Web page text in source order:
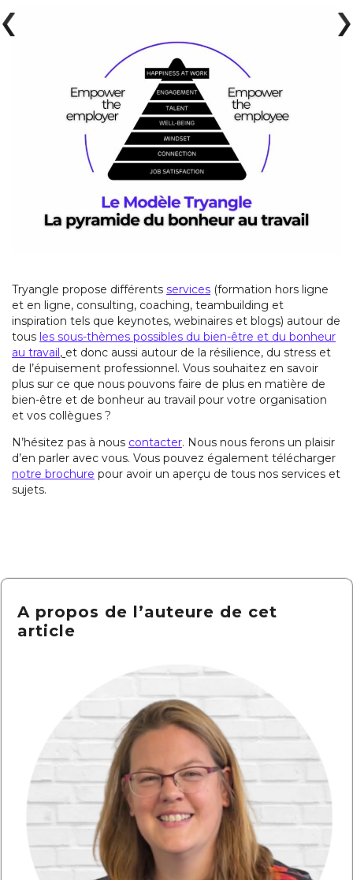
Tryangle propose différents services (formation hors ligne
et en ligne, consulting, coaching, teambuilding et
inspiration tels que keynotes, webinaires et blogs) autour de
tous les sous-thèmes possibles du bien-être et du bonheur
au travail, et donc aussi autour de la résilience, du stress et
de l’épuisement professionnel. Vous souhaitez en savoir
plus sur ce que nous pouvons faire de plus en matière de
bien-être et de bonheur au travail pour votre organisation
et vos collègues ?
N’hésitez pas à nous contacter. Nous nous ferons un plaisir
d’en parler avec vous. Vous pouvez également télécharger
notre brochure pour avoir un aperçu de tous nos services et
sujets.
A propos de l’auteure de cet
article